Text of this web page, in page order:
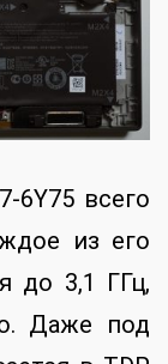
6Y75 всего
из его
до 3,1 ГГц,
Даже под